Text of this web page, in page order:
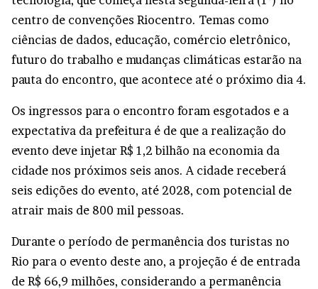
centro de convenções Riocentro. Temas como
ciências de dados, educação, comércio eletrônico,
futuro do trabalho e mudanças climáticas estarão na
pauta do encontro, que acontece até o próximo dia 4.
Os ingressos para o encontro foram esgotados e a
expectativa da prefeitura é de que a realização do
evento deve injetar R$ 1,2 bilhão na economia da
cidade nos próximos seis anos. A cidade receberá
seis edições do evento, até 2028, com potencial de
atrair mais de 800 mil pessoas.
Durante o período de permanência dos turistas no
Rio para o evento deste ano, a projeção é de entrada
de R$ 66,9 milhões, considerando a permanência